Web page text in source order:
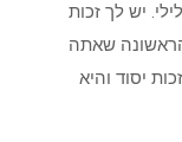
יש לך זכות
שאתה
יסוד והיא